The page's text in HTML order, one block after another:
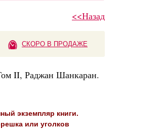
<<Назад
СКОРО В ПРОДАЖЕ
II, Раджан Шанкаран.
экземпляр книги.
или уголков